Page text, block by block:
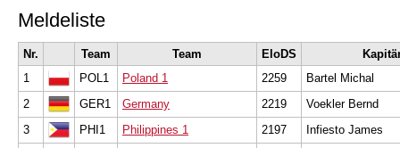
Meldeliste
Nr. Team Team EloDS
1
POL1 Poland 1 2259
Bartel Michal
2
GER1 Germany 2219
Voekler Bernd
3
PHI1 Philippines 1 2197 Infiesto James